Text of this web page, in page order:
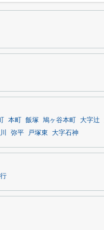
本町 飯塚 鳩ヶ谷本町 大字辻
弥平 戸塚東 大字石神